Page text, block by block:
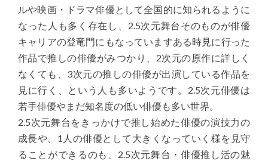
ルや映画・ドラマ俳優として全国的に知られるように
なった人も多く存在し、2.5次元舞台そのものが俳優
キャリアの登竜門にもなっていますある時見に行った
作品で推しの俳優がみつかり、2次元の原作に詳しく
なくても、3次元の推しの俳優が出演している作品を
見に行く、という人も多いようです。2.5次元俳優は
若手俳優やまだ知名度の低い俳優も多い世界。
2.5次元舞台をきっかけで推し始めた俳優の演技力の
成長や、1人の俳優として大きくなっていく様を見守
ることができるのも、2.5次元舞台・俳優推し活の魅